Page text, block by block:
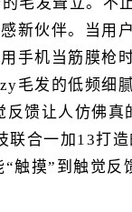
新伙伴。当用
手机当筋膜枪
毛发的低频细
反馈让人仿佛真
联合一加13打
触摸”到触觉反